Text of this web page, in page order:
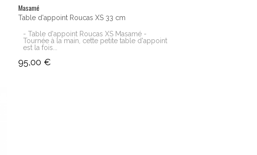
Masamé
Table d'appoint Roucas XS 33 cm
- Table d'appoint Roucas XS Masamé -
Tournée à la main, cette petite table d'appoint
est la fois...
95,00 €